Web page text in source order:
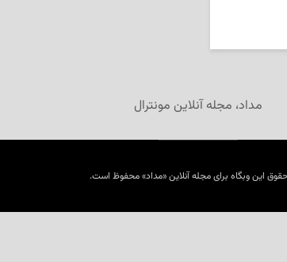
مداد، مجله آنلاین مونترال
این وبگاه برای مجله آنلاین «مداد» محفوظ است.